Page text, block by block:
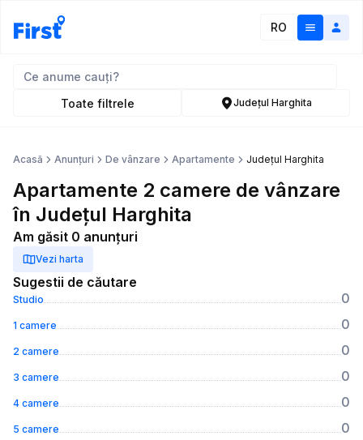
RO
Toate filtrele Județul Harghita
Acasă Anunțuri De vânzare Apartamente Județul Harghita
Apartamente 2 camere de vânzare
în Județul Harghita
Am găsit 0 anunțuri
Vezi harta
Sugestii de căutare
Studio 0
1 camere 0
2 camere 0
3 camere 0
4 camere 0
5 camere 0